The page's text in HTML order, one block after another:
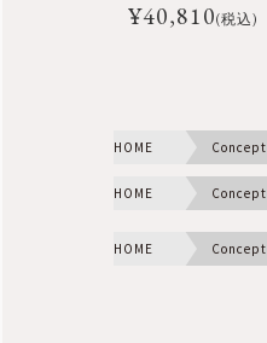
¥40,810(税込)
HOME Concept
HOME Concept
HOME Concept